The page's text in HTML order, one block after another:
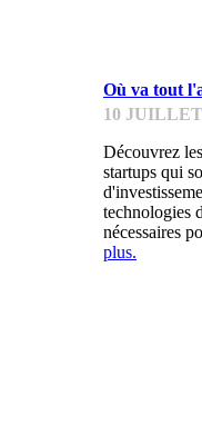
Où va tout
10
Découvrez
startups qui
technologies
nécessaires
plus.